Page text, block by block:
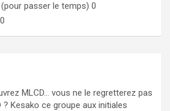
passer le temps) 0
0
MLCD… vous ne le regretterez pas
? Kesako ce groupe aux initiales